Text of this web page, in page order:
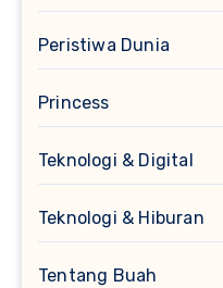
Peristiwa Dunia
Princess
Teknologi & Digital
Teknologi & Hiburan
Tentang Buah